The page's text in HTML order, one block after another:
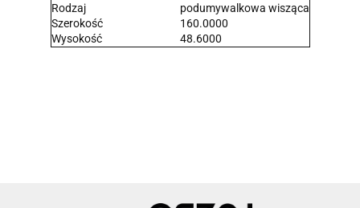
Rodzaj
podumywalkowa wisząca
Szerokość
160.0000
Wysokość
48.6000